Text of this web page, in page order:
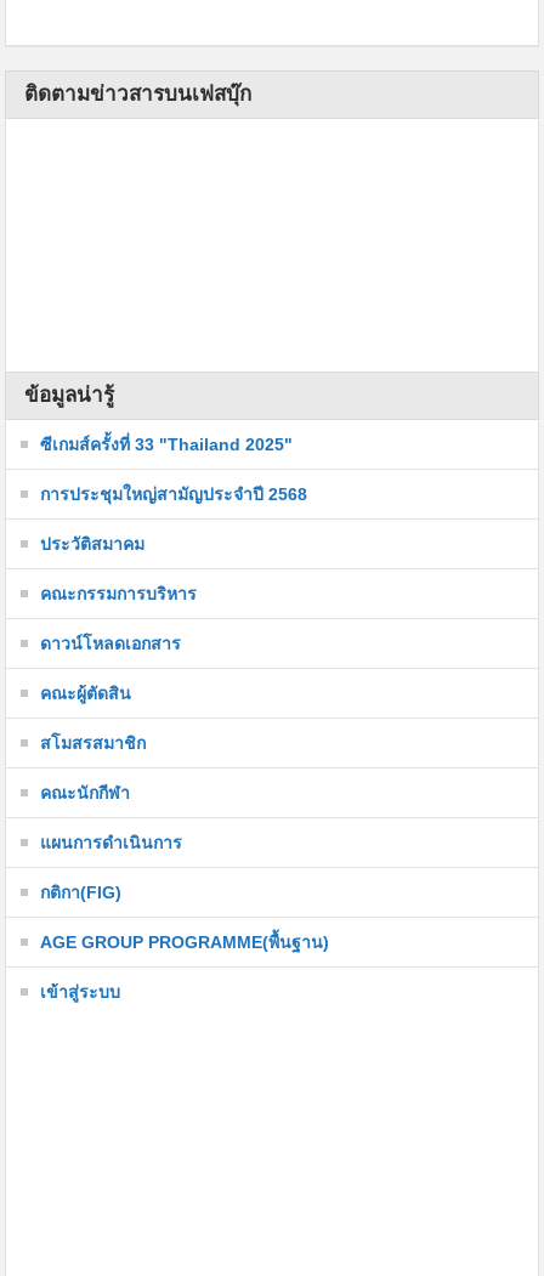
ติดตามข่าวสารบนเฟสบุ๊ก
ข้อมูลน่ารู้
ซีเกมส์ครั้งที่ 33 "Thailand 2025"
การประชุมใหญ่สามัญประจำปี 2568
ประวัติสมาคม
คณะกรรมการบริหาร
ดาวน์โหลดเอกสาร
คณะผู้ตัดสิน
สโมสรสมาชิก
คณะนักกีฬา
แผนการดำเนินการ
กติกา(FIG)
AGE GROUP PROGRAMME(พื้นฐาน)
เข้าสู่ระบบ